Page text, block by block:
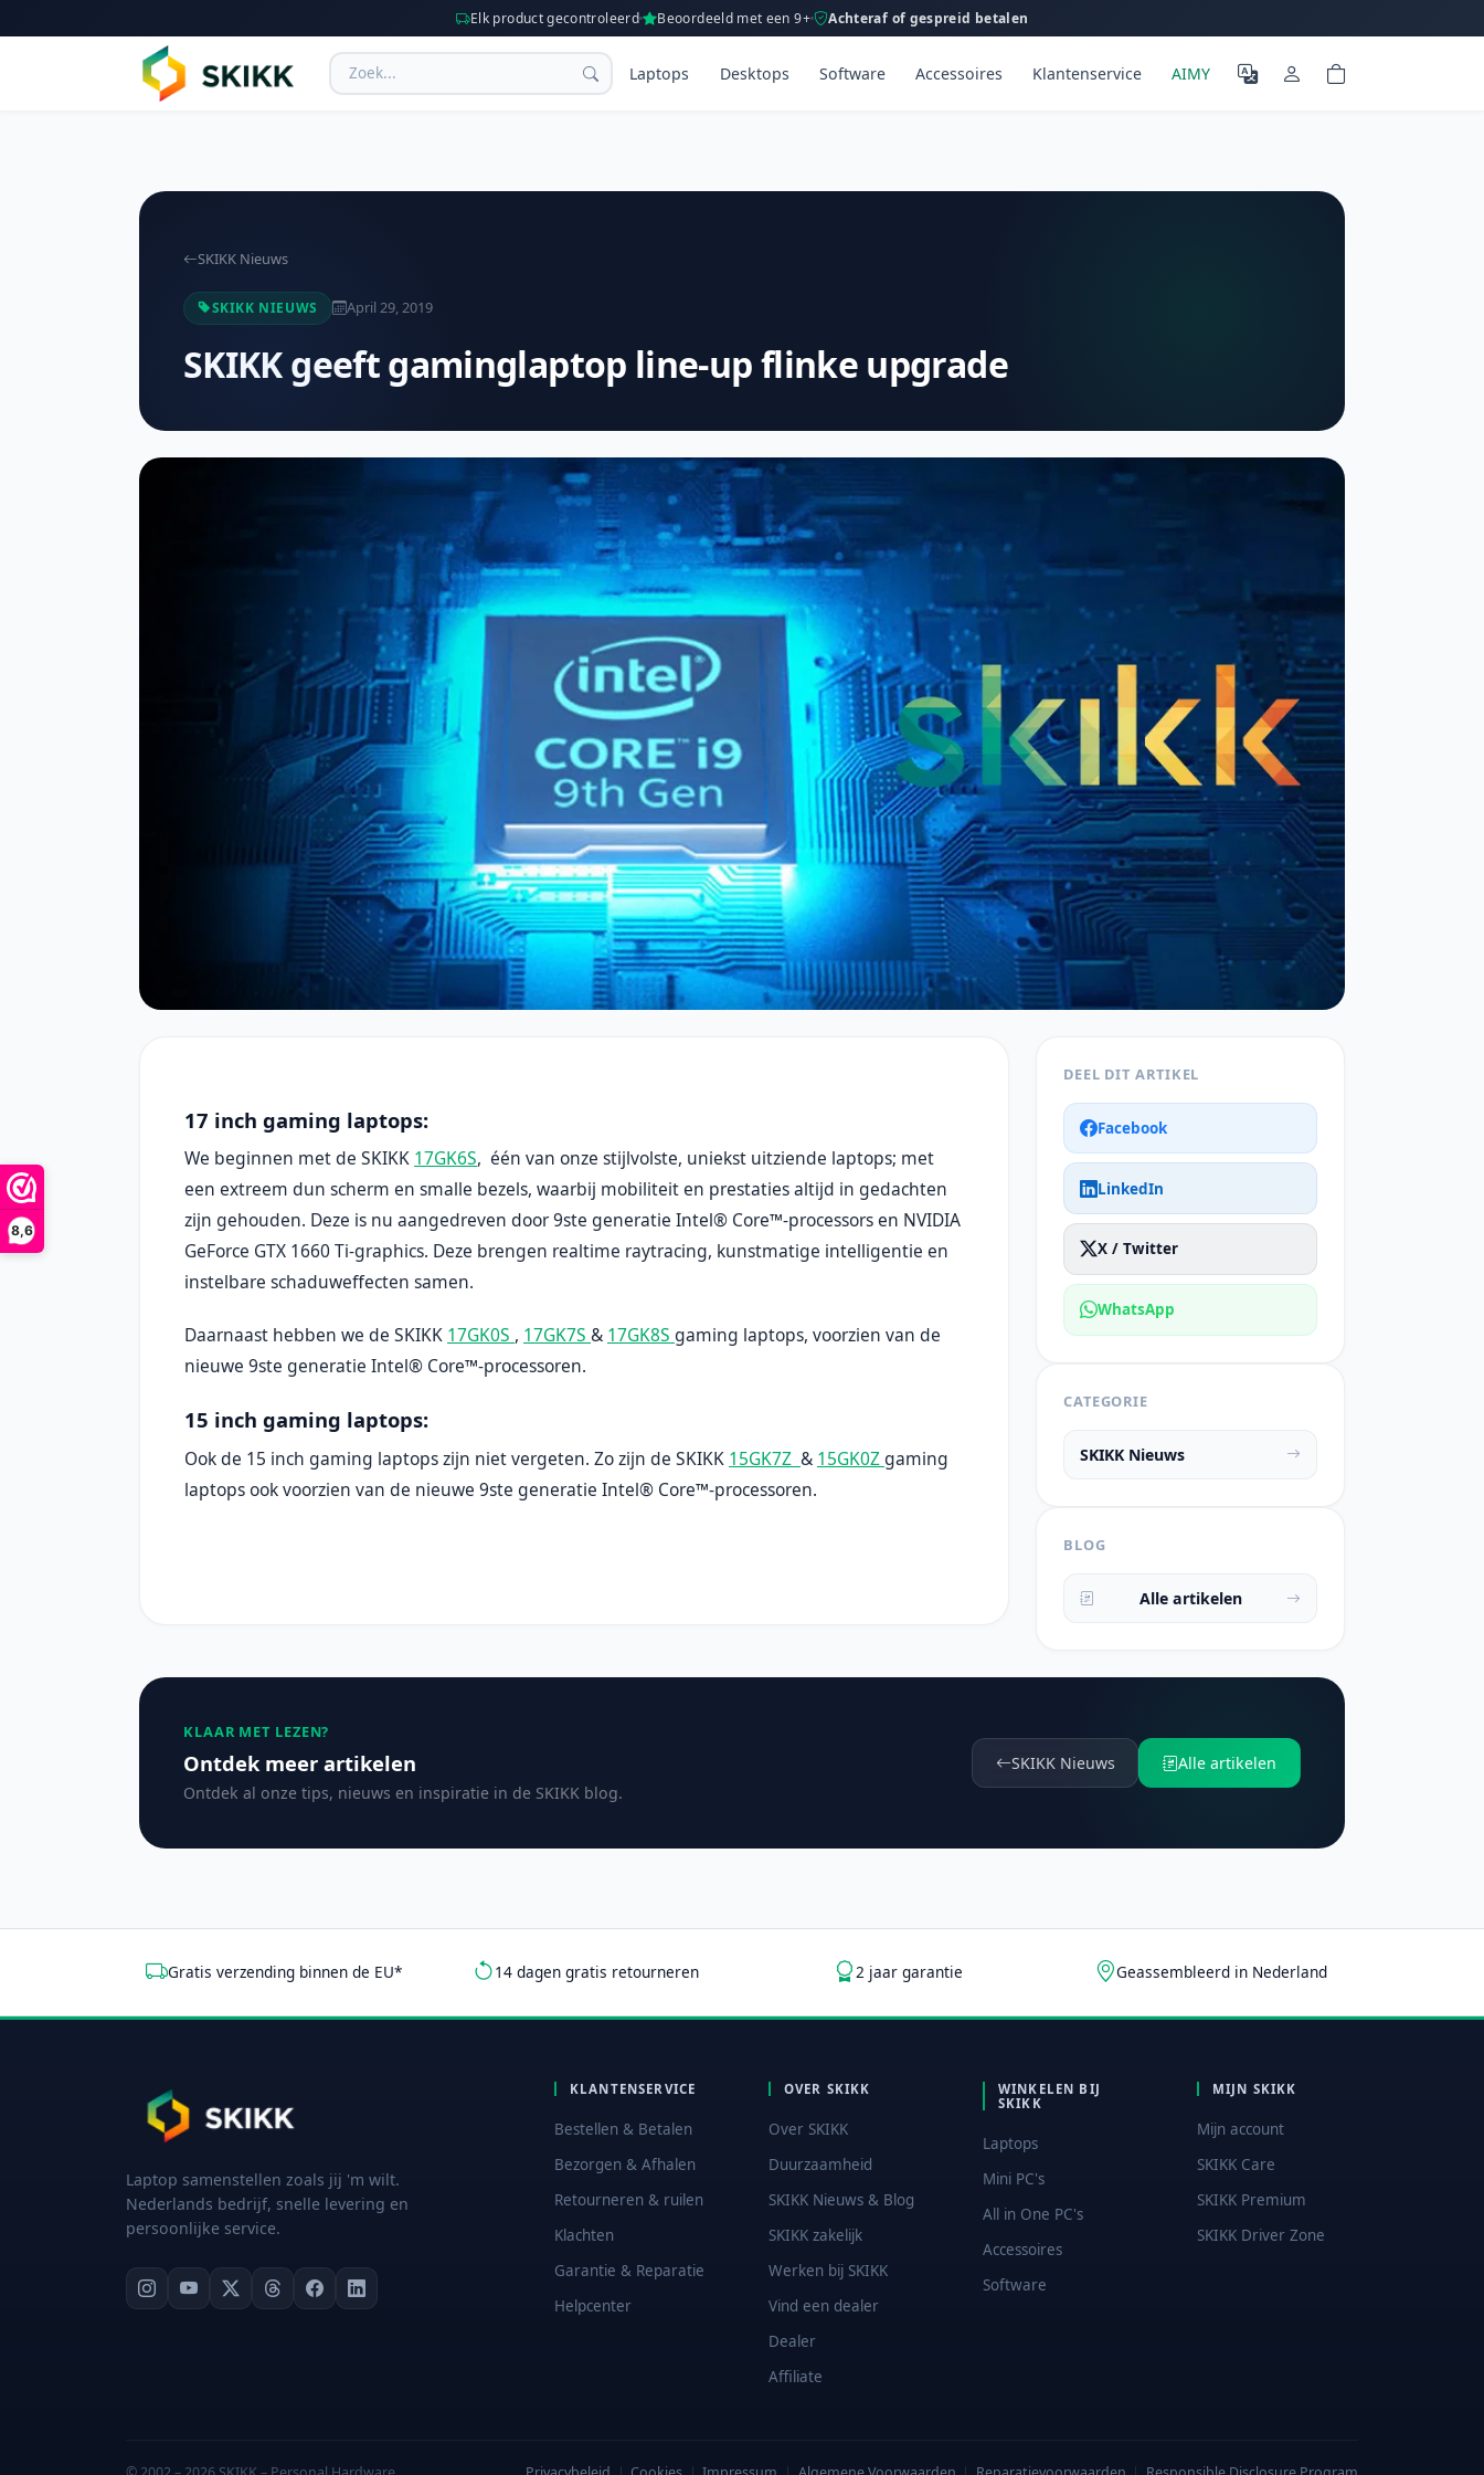
8,6
Elk product gecontroleerd Beoordeeld met een 9+ Achteraf of gespreid betalen
Laptops Desktops Software Accessoires Klantenservice AIMY
SKIKK Nieuws
SKIKK NIEUWS April 29, 2019
SKIKK geeft gaminglaptop line-up flinke upgrade
17 inch gaming laptops:
We beginnen met de SKIKK 17GK6S, één van onze stijlvolste, uniekst uitziende laptops; met
een extreem dun scherm en smalle bezels, waarbij mobiliteit en prestaties altijd in gedachten
zijn gehouden. Deze is nu aangedreven door 9ste generatie Intel® Core™-processors en NVIDIA
GeForce GTX 1660 Ti-graphics. Deze brengen realtime raytracing, kunstmatige intelligentie en
instelbare schaduweffecten samen.
Daarnaast hebben we de SKIKK 17GK0S , 17GK7S & 17GK8S gaming laptops, voorzien van de
nieuwe 9ste generatie Intel® Core™-processoren.
15 inch gaming laptops:
Ook de 15 inch gaming laptops zijn niet vergeten. Zo zijn de SKIKK 15GK7Z & 15GK0Zgaming
laptops ook voorzien van de nieuwe 9ste generatie Intel® Core™-processoren.
DEEL DIT ARTIKEL
Facebook
LinkedIn
X / Twitter
WhatsApp
CATEGORIE
SKIKK Nieuws
BLOG
Alle artikelen
KLAAR MET LEZEN?
Ontdek meer artikelen
Ontdek al onze tips, nieuws en inspiratie in de SKIKK blog.
SKIKK Nieuws Alle artikelen
Gratis verzending binnen de EU* 14 dagen gratis retourneren 2 jaar garantie Geassembleerd in Nederland
Laptop samenstellen zoals jij 'm wilt.
Nederlands bedrijf, snelle levering en
persoonlijke service.
KLANTENSERVICE
Bestellen & Betalen
Bezorgen & Afhalen
Retourneren & ruilen
Klachten
Garantie & Reparatie
Helpcenter
OVER SKIKK
Over SKIKK
Duurzaamheid
SKIKK Nieuws & Blog
SKIKK zakelijk
Werken bij SKIKK
Vind een dealer
Dealer
Affiliate
WINKELEN BIJ
SKIKK
Laptops
Mini PC's
All in One PC's
Accessoires
Software
MIJN SKIKK
Mijn account
SKIKK Care
SKIKK Premium
SKIKK Driver Zone